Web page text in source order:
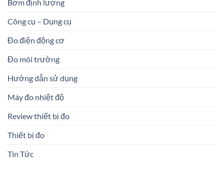
Bơm định lượng
Công cụ – Dụng cụ
Đo điện động cơ
Đo môi trường
Hướng dẫn sử dụng
Máy đo nhiệt độ
Review thiết bị đo
Thiết bị đo
Tin Tức